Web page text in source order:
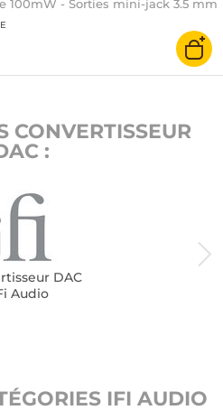
100mW - Sorties mini-jack 3.5 mm
CONVERTISSEUR
:
DAC
Audio
IFI AUDIO